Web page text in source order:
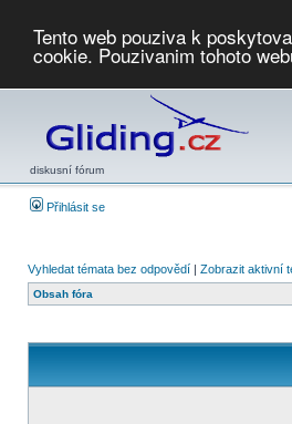
Tento web pouziva k
cookie. Pouzivanim tohoto
diskusní fórum
Přihlásit se
Vyhledat témata bez odpovědí | Zobrazit aktivní
Obsah fóra